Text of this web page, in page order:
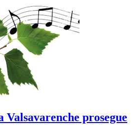
Valsavarenche prosegue